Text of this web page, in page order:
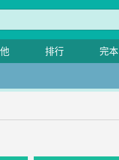
排行 完本